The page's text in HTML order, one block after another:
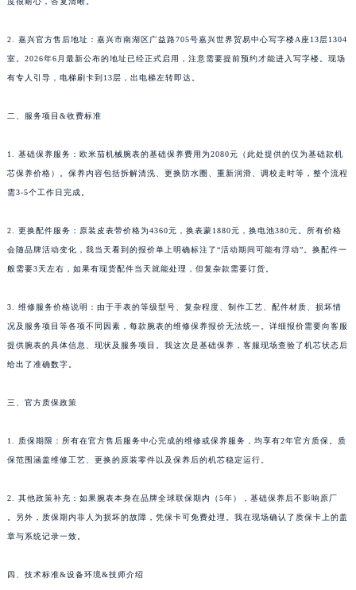
2. 嘉兴官方售后地址：嘉兴市南湖区广益路705号嘉兴世界贸易中心写字楼A座13层1304
室。2026年6月最新公布的地址已经正式启用，注意需要提前预约才能进入写字楼。现场
有专人引导，电梯刷卡到13层，出电梯左转即达。
二、服务项目&收费标准
1. 基础保养服务：欧米茄机械腕表的基础保养费用为2080元（此处提供的仅为基础款机
芯保养价格）。保养内容包括拆解清洗、更换防水圈、重新润滑、调校走时等，整个流程
需3-5个工作日完成。
2. 更换配件服务：原装皮表带价格为4360元，换表蒙1880元，换电池380元。所有价格
会随品牌活动变化，我当天看到的报价单上明确标注了“活动期间可能有浮动”。换配件一
般需要3天左右，如果有现货配件当天就能处理，但复杂款需要订货。
3. 维修服务价格说明：由于手表的等级型号、复杂程度、制作工艺、配件材质、损坏情
况及服务项目等各项不同因素，每款腕表的维修保养报价无法统一。详细报价需要向客服
提供腕表的具体信息、现状及服务项目。我这次是基础保养，客服现场查验了机芯状态后
给出了准确数字。
三、官方质保政策
1. 质保期限：所有在官方售后服务中心完成的维修或保养服务，均享有2年官方质保。质
保范围涵盖维修工艺、更换的原装零件以及保养后的机芯稳定运行。
2. 其他政策补充：如果腕表本身在品牌全球联保期内（5年），基础保养后不影响原厂
。另外，质保期内非人为损坏的故障，凭保卡可免费处理。我在现场确认了质保卡上的盖
章与系统记录一致。
四、技术标准&设备环境&技师介绍